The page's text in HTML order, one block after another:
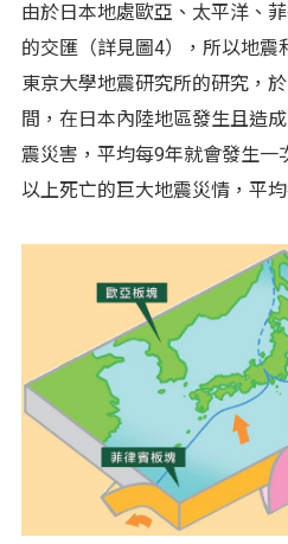
由於日本地處歐亞、太平洋、
的交匯（詳見圖4），所以地震
東京大學地震研究所的研究，
間，在日本內陸地區發生且造
震災害，平均每9年就會發生一
以上死亡的巨大地震災情，平